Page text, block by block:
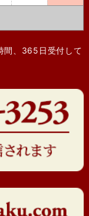
間、365日受付して